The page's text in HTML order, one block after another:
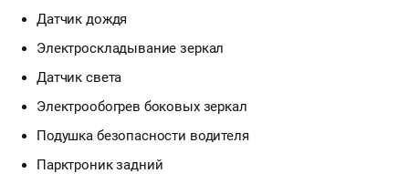
Датчик дождя
Электроскладывание зеркал
Датчик света
Электрообогрев боковых зеркал
Подушка безопасности водителя
Парктроник задний